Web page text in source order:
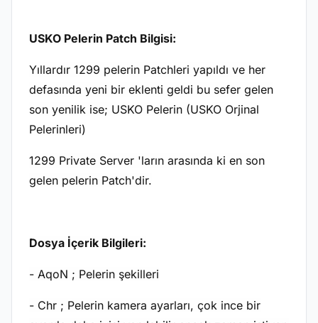
USKO Pelerin Patch Bilgisi:
Yıllardır 1299 pelerin Patchleri yapıldı ve her
defasında yeni bir eklenti geldi bu sefer gelen
son yenilik ise; USKO Pelerin (USKO Orjinal
Pelerinleri)
1299 Private Server 'ların arasında ki en son
gelen pelerin Patch'dir.
Dosya İçerik Bilgileri:
- AqoN ; Pelerin şekilleri
- Chr ; Pelerin kamera ayarları, çok ince bir